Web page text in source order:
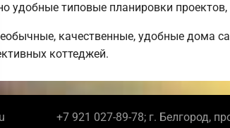
удобные типовые планировки
качественные, удобные дома
коттеджей.
+7 921 027-89-78; г. Белгород,